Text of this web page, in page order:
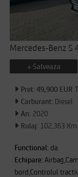
Mercedes-Benz S
+ Salveaza
Pret: 49,900 EUR
Carburant: Diesel
An: 2020
Rulaj: 102,363 Km
Functional: da
Echipare:
bord,Controlul